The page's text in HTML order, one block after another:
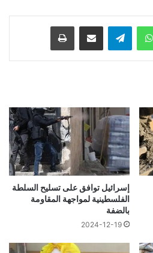
واتساب تيلقرام مشاركة عبر البريد طباعة
إسرائيل توافق على تسليح السلطة
الفلسطينية لمواجهة المقاومة
بالضفة
2024-12-19